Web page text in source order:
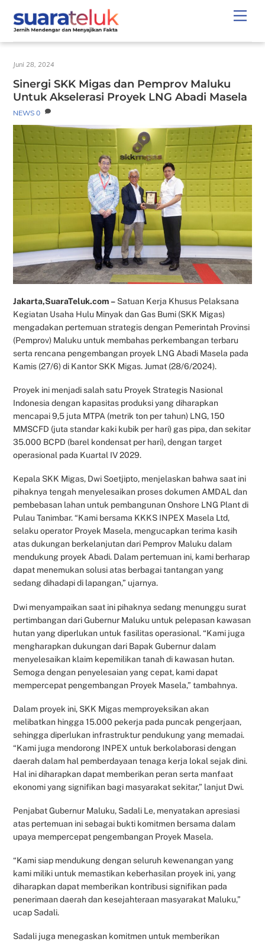
content
Juni 28, 2024
Sinergi SKK Migas dan Pemprov Maluku
Untuk Akselerasi Proyek LNG Abadi Masela
NEWS 0
Jakarta,SuaraTeluk.com – Satuan Kerja Khusus Pelaksana
Kegiatan Usaha Hulu Minyak dan Gas Bumi (SKK Migas)
mengadakan pertemuan strategis dengan Pemerintah Provinsi
(Pemprov) Maluku untuk membahas perkembangan terbaru
serta rencana pengembangan proyek LNG Abadi Masela pada
Kamis (27/6) di Kantor SKK Migas. Jumat (28/6/2024).
Proyek ini menjadi salah satu Proyek Strategis Nasional
Indonesia dengan kapasitas produksi yang diharapkan
mencapai 9,5 juta MTPA (metrik ton per tahun) LNG, 150
MMSCFD (juta standar kaki kubik per hari) gas pipa, dan sekitar
35.000 BCPD (barel kondensat per hari), dengan target
operasional pada Kuartal IV 2029.
Kepala SKK Migas, Dwi Soetjipto, menjelaskan bahwa saat ini
pihaknya tengah menyelesaikan proses dokumen AMDAL dan
pembebasan lahan untuk pembangunan Onshore LNG Plant di
Pulau Tanimbar. “Kami bersama KKKS INPEX Masela Ltd,
selaku operator Proyek Masela, mengucapkan terima kasih
atas dukungan berkelanjutan dari Pemprov Maluku dalam
mendukung proyek Abadi. Dalam pertemuan ini, kami berharap
dapat menemukan solusi atas berbagai tantangan yang
sedang dihadapi di lapangan,” ujarnya.
Dwi menyampaikan saat ini pihaknya sedang menunggu surat
pertimbangan dari Gubernur Maluku untuk pelepasan kawasan
hutan yang diperlukan untuk fasilitas operasional. “Kami juga
mengharapkan dukungan dari Bapak Gubernur dalam
menyelesaikan klaim kepemilikan tanah di kawasan hutan.
Semoga dengan penyelesaian yang cepat, kami dapat
mempercepat pengembangan Proyek Masela,” tambahnya.
Dalam proyek ini, SKK Migas memproyeksikan akan
melibatkan hingga 15.000 pekerja pada puncak pengerjaan,
sehingga diperlukan infrastruktur pendukung yang memadai.
“Kami juga mendorong INPEX untuk berkolaborasi dengan
daerah dalam hal pemberdayaan tenaga kerja lokal sejak dini.
Hal ini diharapkan dapat memberikan peran serta manfaat
ekonomi yang signifikan bagi masyarakat sekitar,” lanjut Dwi.
Penjabat Gubernur Maluku, Sadali Le, menyatakan apresiasi
atas pertemuan ini sebagai bukti komitmen bersama dalam
upaya mempercepat pengembangan Proyek Masela.
“Kami siap mendukung dengan seluruh kewenangan yang
kami miliki untuk memastikan keberhasilan proyek ini, yang
diharapkan dapat memberikan kontribusi signifikan pada
penerimaan daerah dan kesejahteraan masyarakat Maluku,”
ucap Sadali.
Sadali juga menegaskan komitmen untuk memberikan